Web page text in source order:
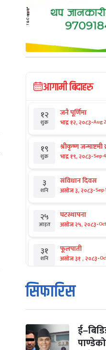
आगामी बिदाहरु
१२
शुक्र
जनै पूर्णिमा
भाद्र १२, २०८३-Aug
१९
शुक्र
श्रीकृष्ण जन्माष्टमी
भाद्र १९, २०८३-Sep
३
शनि
संविधान दिवस
असोज ३, २०८३-Sep
२५
आइत
घटस्थापना
असोज २५, २०८३-
३१
शनि
फूलपाती
असोज ३१ , २०८३-
१
आइत
कार्तिक सङ्क्रान्ति
कार्तिक १, २०८३
मंगल कार्तिक ३, २०८३-
सिफारिस